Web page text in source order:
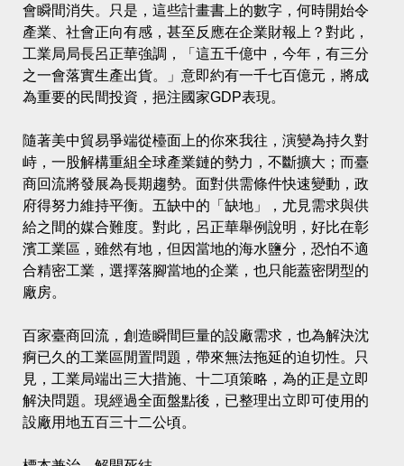
會瞬間消失。只是，這些計畫書上的數字，何時開始令
產業、社會正向有感，甚至反應在企業財報上？對此，
工業局局長呂正華強調，「這五千億中，今年，有三分
之一會落實生產出貨。」意即約有一千七百億元，將成
為重要的民間投資，挹注國家GDP表現。
隨著美中貿易爭端從檯面上的你來我往，演變為持久對
峙，一股解構重組全球產業鏈的勢力，不斷擴大；而臺
商回流將發展為長期趨勢。面對供需條件快速變動，政
府得努力維持平衡。五缺中的「缺地」，尤見需求與供
給之間的媒合難度。對此，呂正華舉例說明，好比在彰
濱工業區，雖然有地，但因當地的海水鹽分，恐怕不適
合精密工業，選擇落腳當地的企業，也只能蓋密閉型的
廠房。
百家臺商回流，創造瞬間巨量的設廠需求，也為解決沈
痾已久的工業區閒置問題，帶來無法拖延的迫切性。只
見，工業局端出三大措施、十二項策略，為的正是立即
解決問題。現經過全面盤點後，已整理出立即可使用的
設廠用地五百三十二公頃。